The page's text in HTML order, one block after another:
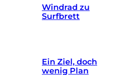
Windrad zu
Surfbrett
Ein Ziel, doch
wenig Plan